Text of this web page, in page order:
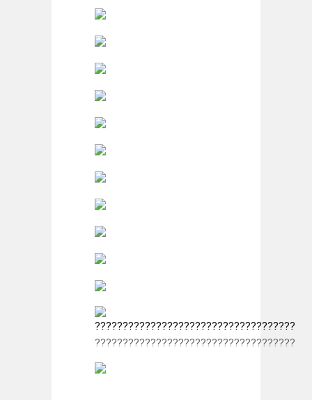
????????????????????????????????????